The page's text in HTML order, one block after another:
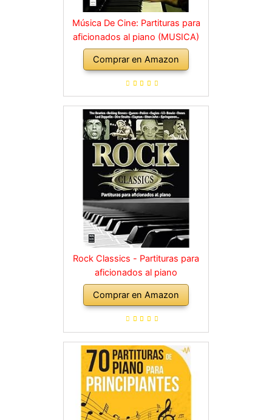
Música De Cine: Partituras para
aficionados al piano (MUSICA)
Comprar en Amazon
Rock Classics - Partituras para
aficionados al piano
Comprar en Amazon